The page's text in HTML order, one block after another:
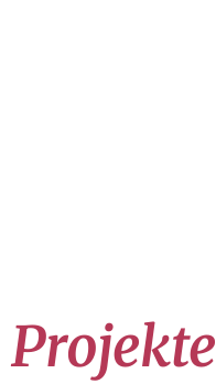
Projekte